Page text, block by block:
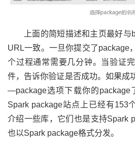
上面的简短描述和主页最好
URL一致。一旦你提交了package
个过程通常需要几分钟。当验证
件，告诉你验证是否成功。如果成
—package选项下载你的package
Spark package站点上已经有153
介绍一些库，它们也是支持Spark
也以Spark package格式分发。